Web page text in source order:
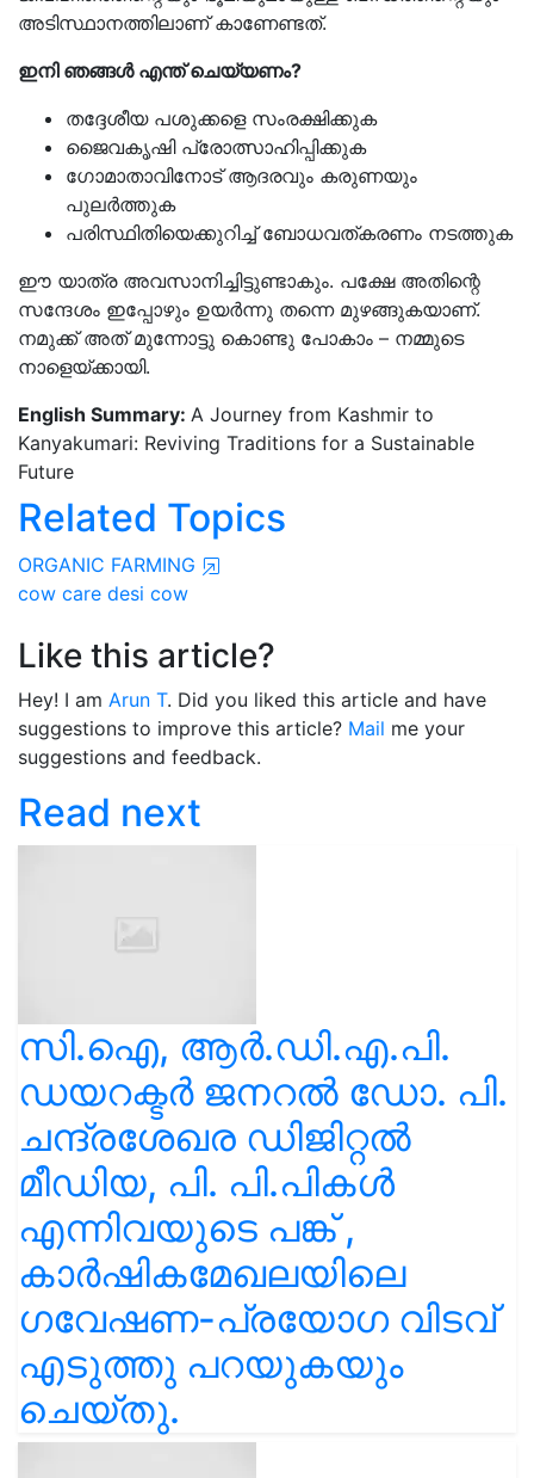
അടിസ്ഥാനത്തിലാണ് കാണേണ്ടത്.
ഇനി ഞങ്ങൾ എന്ത് ചെയ്യണം?
തദ്ദേശീയ പശുക്കളെ സംരക്ഷിക്കുക
ജൈവകൃഷി പ്രോത്സാഹിപ്പിക്കുക
ഗോമാതാവിനോട് ആദരവും കരുണയും
പുലർത്തുക
പരിസ്ഥിതിയെക്കുറിച്ച് ബോധവത്കരണം നടത്തുക
ഈ യാത്ര അവസാനിച്ചിട്ടുണ്ടാകും. പക്ഷേ അതിന്റെ
സന്ദേശം ഇപ്പോഴും ഉയർന്നു തന്നെ മുഴങ്ങുകയാണ്.
നമുക്ക് അത് മുന്നോട്ടു കൊണ്ടു പോകാം – നമ്മുടെ
നാളെയ്ക്കായി.
English Summary: A Journey from Kashmir to
Kanyakumari: Reviving Traditions for a Sustainable
Future
Related Topics
ORGANIC FARMING
cow care desi cow
Like this article?
Hey! I am Arun T. Did you liked this article and have
suggestions to improve this article? Mail me your
suggestions and feedback.
Read next
സി.ഐ, ആർ.ഡി.എ.പി.
ഡയറക്ടർ ജനറൽ ഡോ. പി.
ചന്ദ്രശേഖര ഡിജിറ്റൽ
മീഡിയ, പി. പി.പികൾ
എന്നിവയുടെ പങ്ക് ,
കാർഷികമേഖലയിലെ
ഗവേഷണ-പ്രയോഗ വിടവ്
എടുത്തു പറയുകയും
ചെയ്തു.